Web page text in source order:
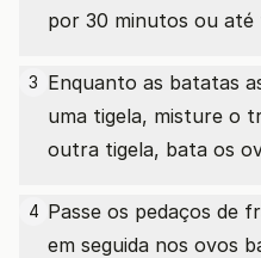
por 30 minutos ou até
3 Enquanto as batatas
uma tigela, misture o
outra tigela, bata os
4 Passe os pedaços de
em seguida nos ovos